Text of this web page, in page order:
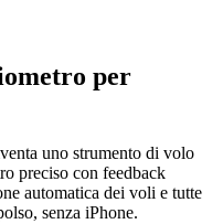
per
uno strumento di volo
preciso con feedback
automatica dei voli e tutte
senza iPhone.